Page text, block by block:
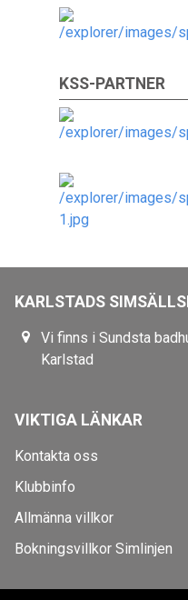
KSS-PARTNER
KARLSTADS
Vi finns i Sundsta
Karlstad
VIKTIGA LÄNKAR
Kontakta oss
Klubbinfo
Allmänna villkor
Bokningsvillkor Simlinjen